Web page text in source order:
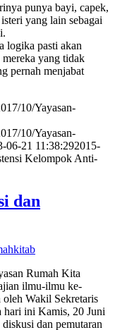
punya bayi, capek,
yang lain sebagai
logika pasti akan
yang tidak
pernah menjabat
10/Yayasan-
10/Yayasan-
06-21 11:38:292015-
Kelompok Anti-
dan
Rumah Kita
ilmu-ilmu ke-
Wakil Sekretaris
ini Kamis, 20 Juni
dan pemutaran